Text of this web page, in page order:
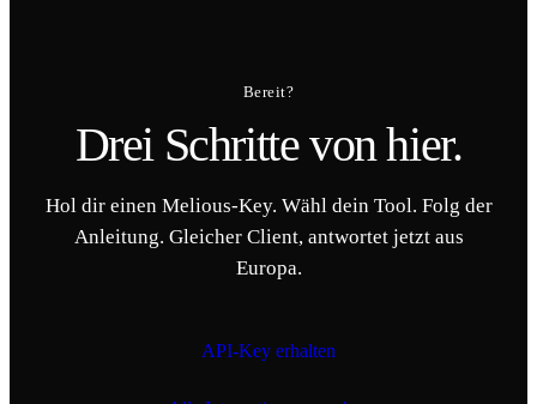
Bereit?
Drei Schritte von hier.
Hol dir einen Melious-Key. Wähl dein Tool. Folg der
Anleitung. Gleicher Client, antwortet jetzt aus
Europa.
API-Key erhalten